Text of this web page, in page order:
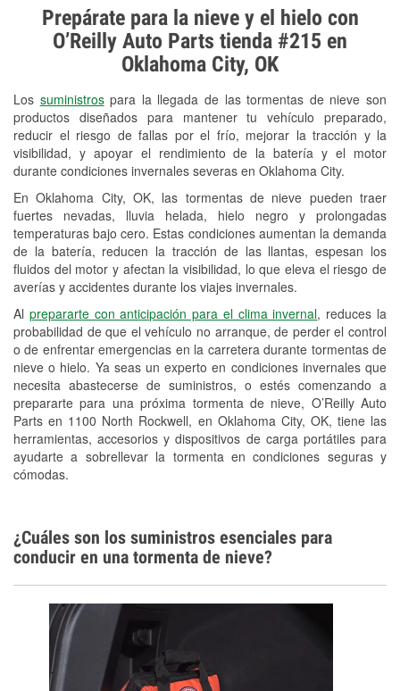
Prepárate para la nieve y el hielo con
O’Reilly Auto Parts tienda #215 en
Oklahoma City, OK
Los suministrospara la llegada de las tormentas de nieve son
productos diseñados para mantener tu vehículo preparado,
reducir el riesgo de fallas por el frío, mejorar la tracción y la
visibilidad, y apoyar el rendimiento de la batería y el motor
durante condiciones invernales severas en Oklahoma City.
En Oklahoma City, OK, las tormentas de nieve pueden traer
fuertes nevadas, lluvia helada, hielo negro y prolongadas
temperaturas bajo cero. Estas condiciones aumentan la demanda
de la batería, reducen la tracción de las llantas, espesan los
fluidos del motor y afectan la visibilidad, lo que eleva el riesgo de
averías y accidentes durante los viajes invernales.
Al prepararte con anticipación para el clima invernal, reduces la
probabilidad de que el vehículo no arranque, de perder el control
o de enfrentar emergencias en la carretera durante tormentas de
nieve o hielo. Ya seas un experto en condiciones invernales que
necesita abastecerse de suministros, o estés comenzando a
prepararte para una próxima tormenta de nieve, O’Reilly Auto
Parts en 1100 North Rockwell, en Oklahoma City, OK, tiene las
herramientas, accesorios y dispositivos de carga portátiles para
ayudarte a sobrellevar la tormenta en condiciones seguras y
cómodas.
Prueba de alternadores y
arrancadores
Revisión de la luz "Check Engine"
Reciclaje de baterías y aceite
Instalación de bombillas de faros
Instalación de limpiaparabrisas
Programa de Préstamo de
Herramientas
Rectificación de tambores y discos de
freno
Snowstorm Supplies
Tornado Supplies
Conoce más
¿Cuáles son los suministros esenciales para
conducir en una tormenta de nieve?